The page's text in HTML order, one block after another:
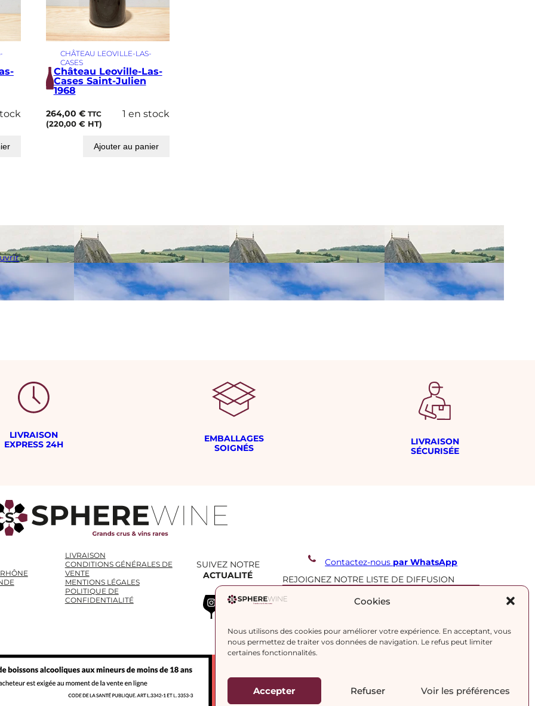
Cookies
Nous utilisons des cookies pour améliorer votre expérience. En acceptant, vous
nous permettez de traiter vos données de navigation. Le refus peut limiter
certaines fonctionnalités.
Accepter Refuser Voir les préférences
CHÂTEAU LEOVILLE-LAS-
CASES
Château Leoville-Las-
Cases Saint-Julien
1968
264,00 € TTC
(220,00 €HT)
1 en stock
Ajouter au panier
LIVRAISON
EXPRESS 24H
EMBALLAGES
SOIGNÉS
LIVRAISON
SÉCURISÉE
LIVRAISON
CONDITIONS GÉNÉRALES DE
VENTE
MENTIONS LÉGALES
POLITIQUE DE
CONFIDENTIALITÉ
SUIVEZ NOTRE
ACTUALITÉ
Instagram WhatsApp LinkedIn
Contactez-nous par WhatsApp
REJOIGNEZ NOTRE LISTE DE DIFFUSION